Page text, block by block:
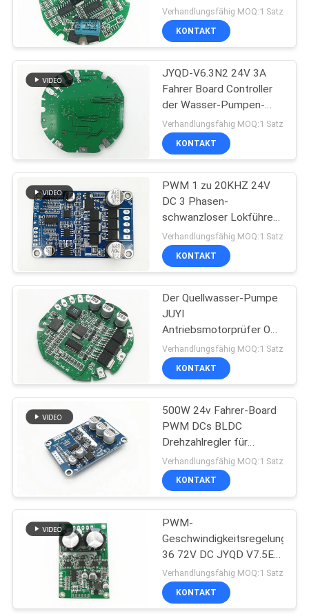
REFERENZEN
SITEMAP
DATENSCHUTZRICHTLINIE
Automobilwasser-
Pumpe
126
Zentrifugaler Fan
BLDC
24
BLDC-Wasser-
Pumpe
65
Schwanzloser DC-
Motor
57
wasser-Pumpen-24V
Bldc
Verhandlungsfähig MOQ:1 Satz
KONTAKT
JYQD-V6.3N2 24V 3A
Fahrer Board Controller
der Wasser-Pumpen-
BLDC
Verhandlungsfähig MOQ:1 Satz
KONTAKT
PWM 1 zu 20KHZ 24V
DC 3 Phasen-
schwanzloser Lokführer-
Kontrolleur Circuit Board
Verhandlungsfähig MOQ:1 Satz
KONTAKT
Der Quellwasser-Pumpe
JUYI
Antriebsmotorprüfer OV
L V Schutz schwanzloser
Verhandlungsfähig MOQ:1 Satz
KONTAKT
500W 24v Fahrer-Board
PWM DCs BLDC
Drehzahlregler für
Rasenmäher-Motor
Verhandlungsfähig MOQ:1 Satz
KONTAKT
PWM-
Geschwindigkeitsregelung
36 72V DC JYQD V7.5E 3
Fahrer Board der
Phasen-BLDC
Verhandlungsfähig MOQ:1 Satz
KONTAKT